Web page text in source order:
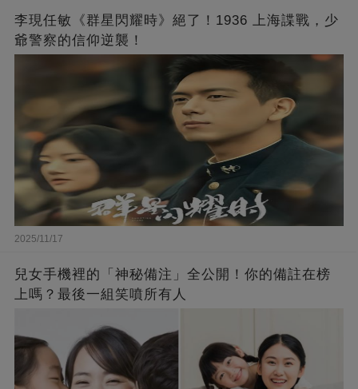
李現任敏《群星閃耀時》絕了！1936 上海諜戰，少
爺警察的信仰逆襲！
2025/11/17
兒女手機裡的「神秘備注」全公開！你的備註在榜
上嗎？最後一組笑噴所有人